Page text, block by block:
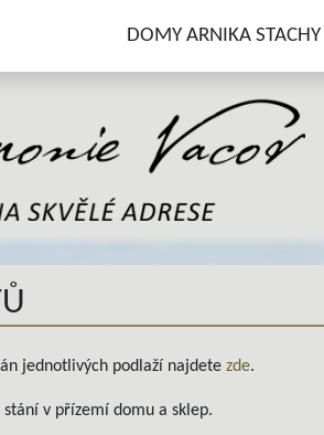
DOMY ARNIKA STACHY
jednotlivých podlaží najdete zde.
v přízemí domu a sklep.